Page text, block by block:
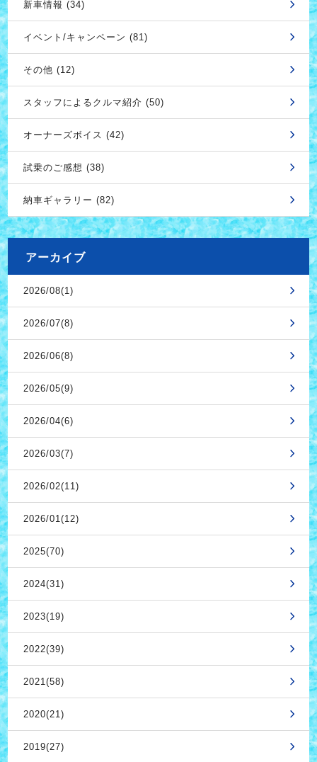
新車情報 (34)
イベント/キャンペーン (81)
その他 (12)
スタッフによるクルマ紹介 (50)
オーナーズボイス (42)
試乗のご感想 (38)
納車ギャラリー (82)
アーカイブ
2026/08(1)
2026/07(8)
2026/06(8)
2026/05(9)
2026/04(6)
2026/03(7)
2026/02(11)
2026/01(12)
2025(70)
2024(31)
2023(19)
2022(39)
2021(58)
2020(21)
2019(27)